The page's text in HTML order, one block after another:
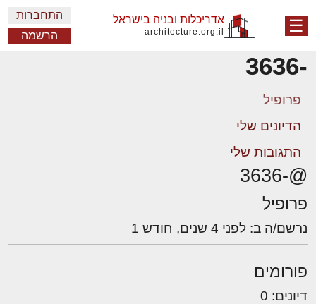
☰ אדריכלות ובניה בישראל
architecture.org.il
התחברות
הרשמה
-3636
פרופיל
הדיונים שלי
התגובות שלי
@-3636
פרופיל
נרשם/ה ב: לפני 4 שנים, חודש 1
פורומים
דיונים: 0